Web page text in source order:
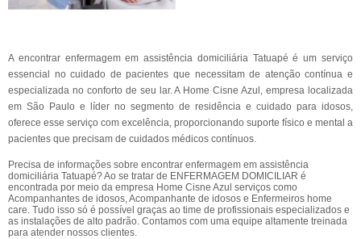
A encontrar enfermagem em assistência domiciliária Tatuapé é um serviço
essencial no cuidado de pacientes que necessitam de atenção contínua e
especializada no conforto de seu lar. A Home Cisne Azul, empresa localizada
em São Paulo e líder no segmento de residência e cuidado para idosos,
oferece esse serviço com excelência, proporcionando suporte físico e mental a
pacientes que precisam de cuidados médicos contínuos.
Precisa de informações sobre encontrar enfermagem em assistência
domiciliária Tatuapé? Ao se tratar de ENFERMAGEM DOMICILIAR é
encontrada por meio da empresa Home Cisne Azul serviços como
Acompanhantes de idosos, Acompanhante de idosos e Enfermeiros home
care. Tudo isso só é possível graças ao time de profissionais especializados e
as instalações de alto padrão. Contamos com uma equipe altamente treinada
para atender nossos clientes.